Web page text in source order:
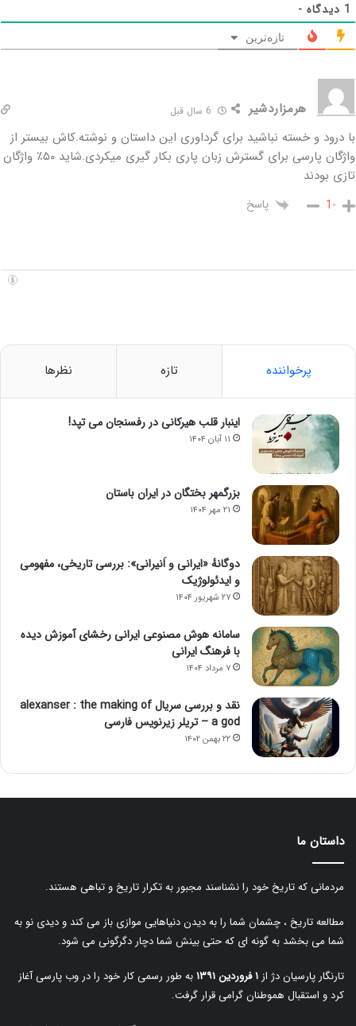
1 دیدگاه -
تازه‌ترین
هرمزاردشیر
با درود و خسته نباشید برای گرداوری این داستان و نوشته.کاش بیستر از
واژگان پارسی برای گسترش زبان پاری بکار گیری میکردی.شاید ۵۰٪ واژگان
تازی بودند
-1 پاسخ
پرخواننده تازه نظرها
اینبار قلب هیرکانی در رفسنجان می تپد!
۱۱ آبان ۱۴۰۴
بزرگمهر بختگان در ایران باستان
۲۱ مهر ۱۴۰۴
دوگانهٔ «ایرانی و اَنیرانی»: بررسی تاریخی، مفهومی
و ایدئولوژیک
۲۷ شهریور ۱۴۰۴
سامانه هوش مصنوعی ایرانی رخشای آموزش دیده
با فرهنگ ایرانی
۷ مرداد ۱۴۰۴
نقد و بررسی سریال alexanser : the making of
a god – تریلر زیرنویس فارسی
۲۲ بهمن ۱۴۰۲
داستان ما
مردمانی که تاریخ خود را نشناسند مجبور به تکرار تاریخ و تباهی هستند.
مطالعه تاریخ ، چشمان شما را به دیدن دنیاهایی موازی باز می کند و دیدی نو به
شما می بخشد به گونه ای که حتی بینش شما دچار دگرگونی می شود.
تارنگار پارسیان دژ از۱ فروردین ۱۳۹۱
به طور رسمی کار خود را در وب پارسی آغاز
کرد و استقبال هموطنان گرامی قرار گرفت.